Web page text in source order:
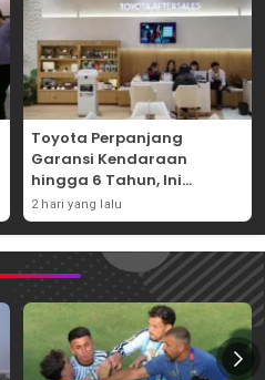
Toyota Perpanjang
Garansi Kendaraan
hingga 6 Tahun, Ini
Syaratnya
2 hari yang lalu